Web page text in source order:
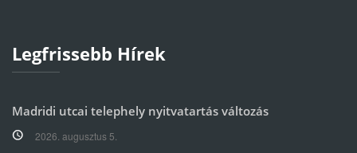
Legfrissebb Hírek
Madridi utcai telephely nyitvatartás változás
2026. augusztus 5.